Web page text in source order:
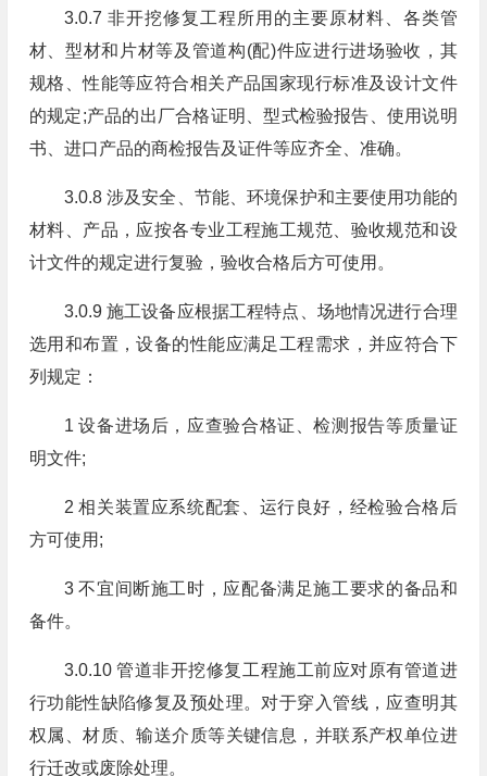
3.0.7 非开挖修复工程所用的主要原材料、各类管
材、型材和片材等及管道构(配)件应进行进场验收，其
规格、性能等应符合相关产品国家现行标准及设计文件
的规定;产品的出厂合格证明、型式检验报告、使用说明
书、进口产品的商检报告及证件等应齐全、准确。
3.0.8 涉及安全、节能、环境保护和主要使用功能的
材料、产品，应按各专业工程施工规范、验收规范和设
计文件的规定进行复验，验收合格后方可使用。
3.0.9 施工设备应根据工程特点、场地情况进行合理
选用和布置，设备的性能应满足工程需求，并应符合下
列规定：
1 设备进场后，应查验合格证、检测报告等质量证
明文件;
2 相关装置应系统配套、运行良好，经检验合格后
方可使用;
3 不宜间断施工时，应配备满足施工要求的备品和
备件。
3.0.10 管道非开挖修复工程施工前应对原有管道进
行功能性缺陷修复及预处理。对于穿入管线，应查明其
权属、材质、输送介质等关键信息，并联系产权单位进
行迁改或废除处理。